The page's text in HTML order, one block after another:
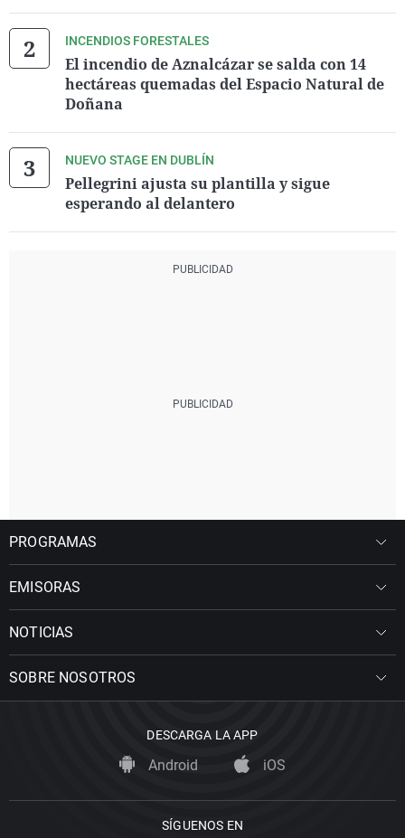
INCENDIOS FORESTALES
El incendio de Aznalcázar se salda con 14
hectáreas quemadas del Espacio Natural de
Doñana
NUEVO STAGE EN DUBLÍN
Pellegrini ajusta su plantilla y sigue
esperando al delantero
PROGRAMAS
EMISORAS
NOTICIAS
SOBRE NOSOTROS
DESCARGA LA APP
Android iOS
SÍGUENOS EN